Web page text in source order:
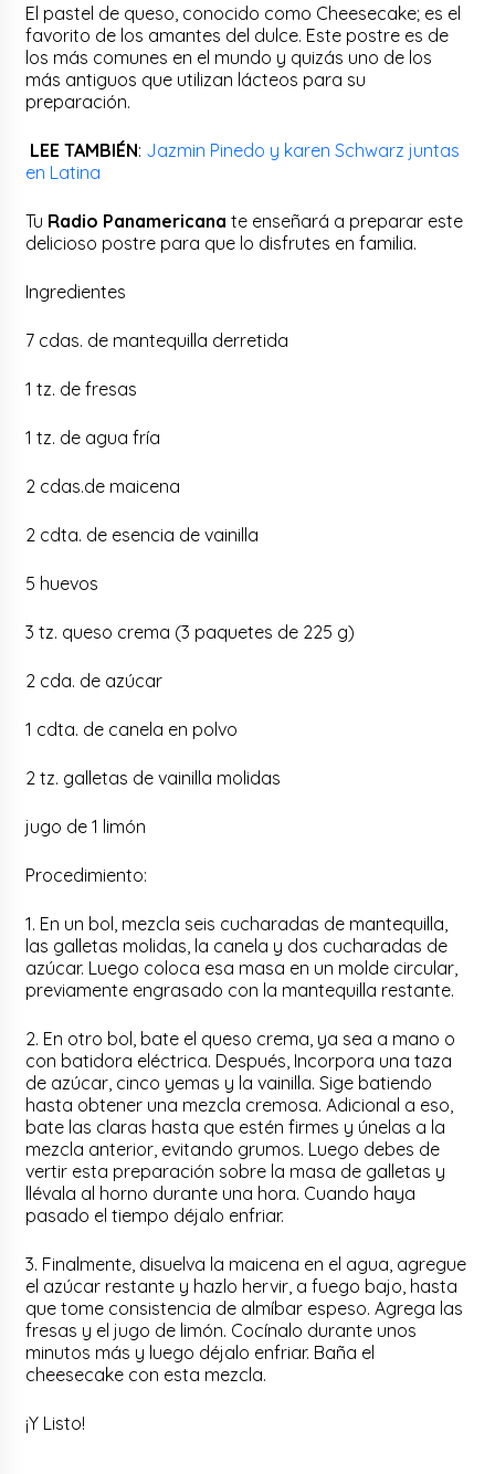
El pastel de queso, conocido como Cheesecake; es el
favorito de los amantes del dulce. Este postre es de
los más comunes en el mundo y quizás uno de los
más antiguos que utilizan lácteos para su
preparación.
LEE TAMBIÉN: Jazmin Pinedo y karen Schwarz juntas
en Latina
Tu Radio Panamericana te enseñará a preparar este
delicioso postre para que lo disfrutes en familia.
Ingredientes
7 cdas. de mantequilla derretida
1 tz. de fresas
1 tz. de agua fría
2 cdas.de maicena
2 cdta. de esencia de vainilla
5 huevos
3 tz. queso crema (3 paquetes de 225 g)
2 cda. de azúcar
1 cdta. de canela en polvo
2 tz. galletas de vainilla molidas
jugo de 1 limón
Procedimiento:
1. En un bol, mezcla seis cucharadas de mantequilla,
las galletas molidas, la canela y dos cucharadas de
azúcar. Luego coloca esa masa en un molde circular,
previamente engrasado con la mantequilla restante.
2. En otro bol, bate el queso crema, ya sea a mano o
con batidora eléctrica. Después, Incorpora una taza
de azúcar, cinco yemas y la vainilla. Sige batiendo
hasta obtener una mezcla cremosa. Adicional a eso,
bate las claras hasta que estén firmes y únelas a la
mezcla anterior, evitando grumos. Luego debes de
vertir esta preparación sobre la masa de galletas y
llévala al horno durante una hora. Cuando haya
pasado el tiempo déjalo enfriar.
3. Finalmente, disuelva la maicena en el agua, agregue
el azúcar restante y hazlo hervir, a fuego bajo, hasta
que tome consistencia de almíbar espeso. Agrega las
fresas y el jugo de limón. Cocínalo durante unos
minutos más y luego déjalo enfriar. Baña el
cheesecake con esta mezcla.
¡Y Listo!